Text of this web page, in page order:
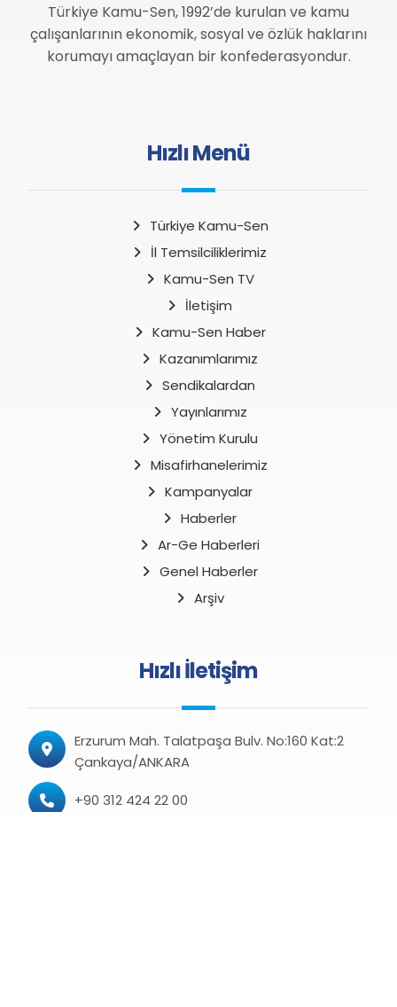
Türkiye Kamu-Sen, 1992’de kurulan ve kamu
çalışanlarının ekonomik, sosyal ve özlük haklarını
korumayı amaçlayan bir konfederasyondur.
Hızlı Menü
Türkiye Kamu-Sen
İl Temsilciliklerimiz
Kamu-Sen TV
İletişim
Kamu-Sen Haber
Kazanımlarımız
Sendikalardan
Yayınlarımız
Yönetim Kurulu
Misafirhanelerimiz
Kampanyalar
Haberler
Ar-Ge Haberleri
Genel Haberler
Arşiv
Hızlı İletişim
Erzurum Mah. Talatpaşa Bulv. No:160 Kat:2
Çankaya/ANKARA
+90 312 424 22 00